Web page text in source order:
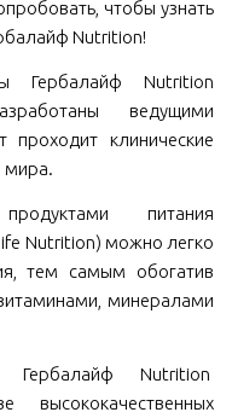
чтобы узнать
Nutrition!
Гербалайф Nutrition
ведущими
клинические
мира.
питания
Nutrition) можно легко
тем самым обогатив
минералами
Гербалайф Nutrition
высококачественных